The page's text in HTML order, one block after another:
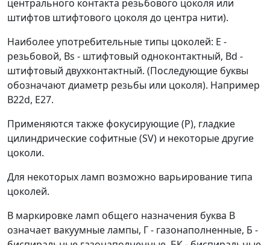
центрального контакта резьбового цоколя или
штифтов штифтового цоколя до центра нити).
Наиболее употребительные типы цоколей: Е -
резьбовой, Bs - штифтовый одноконтактный, Bd -
штифтовый двухконтактный. (Последующие буквы
обозначают диаметр резьбы или цоколя). Например
В22d, Е27.
Применяются также фокусирующие (Р), гладкие
цилиндрические софитные (SV) и некоторые другие
цоколи.
Для некоторых ламп возможно варьирование типа
цоколей.
В маркировке ламп общего назначения буква В
означает вакуумные лампы, Г - газонаполненные, Б -